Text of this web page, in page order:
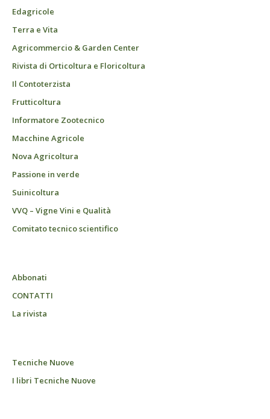
Edagricole
Terra e Vita
Agricommercio & Garden Center
Rivista di Orticoltura e Floricoltura
Il Contoterzista
Frutticoltura
Informatore Zootecnico
Macchine Agricole
Nova Agricoltura
Passione in verde
Suinicoltura
VVQ – Vigne Vini e Qualità
Comitato tecnico scientifico
Abbonati
CONTATTI
La rivista
Tecniche Nuove
I libri Tecniche Nuove